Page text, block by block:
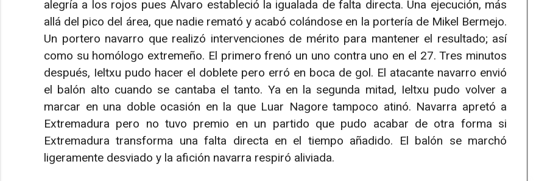
alegría a los rojos pues Álvaro estableció la igualada de falta directa. Una ejecución, más
allá del pico del área, que nadie remató y acabó colándose en la portería de Mikel Bermejo.
Un portero navarro que realizó intervenciones de mérito para mantener el resultado; así
como su homólogo extremeño. El primero frenó un uno contra uno en el 27. Tres minutos
después, Ieltxu pudo hacer el doblete pero erró en boca de gol. El atacante navarro envió
el balón alto cuando se cantaba el tanto. Ya en la segunda mitad, Ieltxu pudo volver a
marcar en una doble ocasión en la que Luar Nagore tampoco atinó. Navarra apretó a
Extremadura pero no tuvo premio en un partido que pudo acabar de otra forma si
Extremadura transforma una falta directa en el tiempo añadido. El balón se marchó
ligeramente desviado y la afición navarra respiró aliviada.